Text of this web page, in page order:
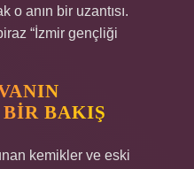
o anın bir uzantısı.
“İzmir gençliği
BAKIŞ
kemikler ve eski